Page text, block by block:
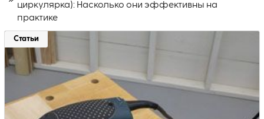
циркулярка): Насколько они эффективны на
практике
Статьи